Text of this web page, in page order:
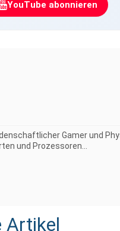
YouTube abonnieren
Gamer und
und Prozessoren...
Artikel